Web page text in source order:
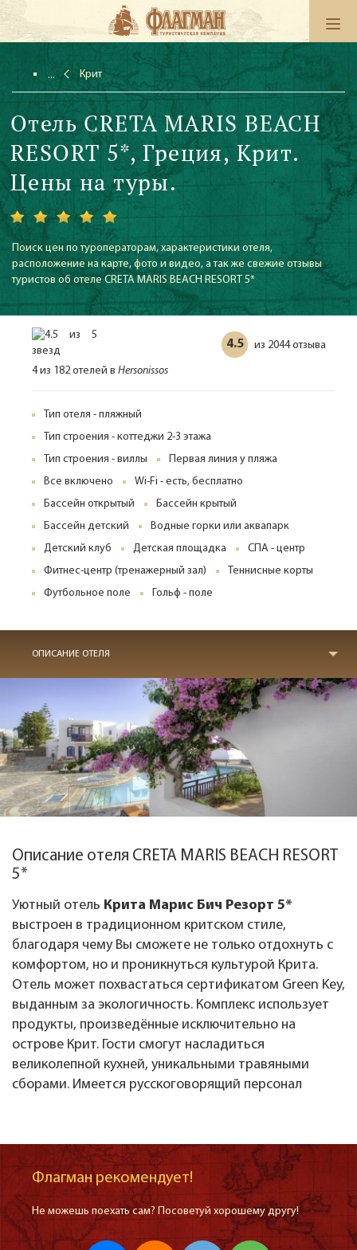
Крит
Отель CRETA MARIS BEACH
RESORT 5*, Греция, Крит.
Цены на туры.
Поиск цен по туроператорам, характеристики отеля,
расположение на карте, фото и видео, а так же свежие отзывы
туристов об отеле CRETA MARIS BEACH RESORT 5*
4.5 из 2044 отзыва
4 из 182 отелей в Hersonissos
Тип отеля - пляжный
Тип строения - коттеджи 2-3 этажа
Тип строения - виллы
Первая линия у пляжа
Все включено
Wi-Fi - есть, бесплатно
Бассейн открытый
Бассейн крытый
Бассейн детский
Водные горки или аквапарк
Детский клуб
Детская площадка
СПА - центр
Фитнес-центр (тренажерный зал)
Теннисные корты
Футбольное поле
Гольф - поле
ОПИСАНИЕ ОТЕЛЯ
Описание отеля CRETA MARIS BEACH RESORT
5*
Уютный отель Крита Марис Бич Резорт 5*
выстроен в традиционном критском стиле,
благодаря чему Вы сможете не только отдохнуть с
комфортом, но и проникнуться культурой Крита.
Отель может похвастаться сертификатом Green Key,
выданным за экологичность. Комплекс использует
продукты, произведённые исключительно на
острове Крит. Гости смогут насладиться
великолепной кухней, уникальными травяными
сборами. Имеется русскоговорящий персонал
Флагман рекомендует!
Не можешь поехать сам? Посоветуй хорошему другу!